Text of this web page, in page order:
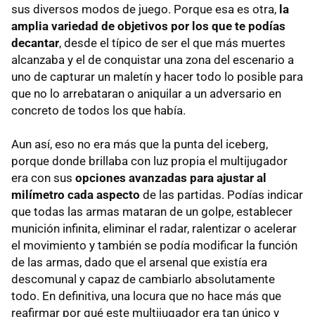
sus diversos modos de juego. Porque esa es otra, la
amplia variedad de objetivos por los que te podías
decantar, desde el típico de ser el que más muertes
alcanzaba y el de conquistar una zona del escenario a
uno de capturar un maletín y hacer todo lo posible para
que no lo arrebataran o aniquilar a un adversario en
concreto de todos los que había.
Aun así, eso no era más que la punta del iceberg,
porque donde brillaba con luz propia el multijugador
era con sus opciones avanzadas para ajustar al
milímetro cada aspecto de las partidas. Podías indicar
que todas las armas mataran de un golpe, establecer
munición infinita, eliminar el radar, ralentizar o acelerar
el movimiento y también se podía modificar la función
de las armas, dado que el arsenal que existía era
descomunal y capaz de cambiarlo absolutamente
todo. En definitiva, una locura que no hace más que
reafirmar por qué este multijugador era tan único y